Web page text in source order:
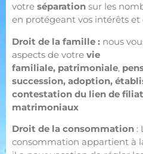
votre séparation sur les
en protégeant vos intérêts et
Droit de la famille : nous
aspects de votre vie
familiale, patrimoniale,
succession, adoption,
contestation du lien de
matrimoniaux
Droit de la consommation :
consommation appartient à